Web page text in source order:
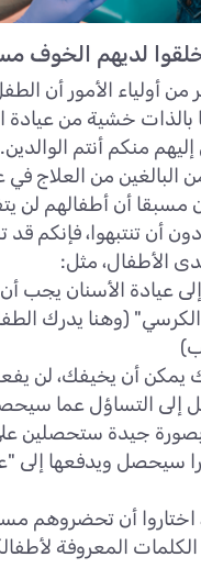
لديهم الخوف
من أولياء الأمور أن
بالذات خشية من عيادة
منكم أنتم الوالدين.
البالغين من العلاج في
أن أطفالهم لن
أن تنتبهوا، فإنكم
الأطفال، مثل:
عيادة الأسنان يجب أن
(وهنا يدرك
يمكن أن يخيفك، لن
إلى التساؤل عما
جيدة ستحصلين
سيحصل ويدفعها إلى
أن تحضروهم
المعروفة